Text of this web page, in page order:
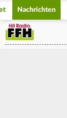
Nachrichten